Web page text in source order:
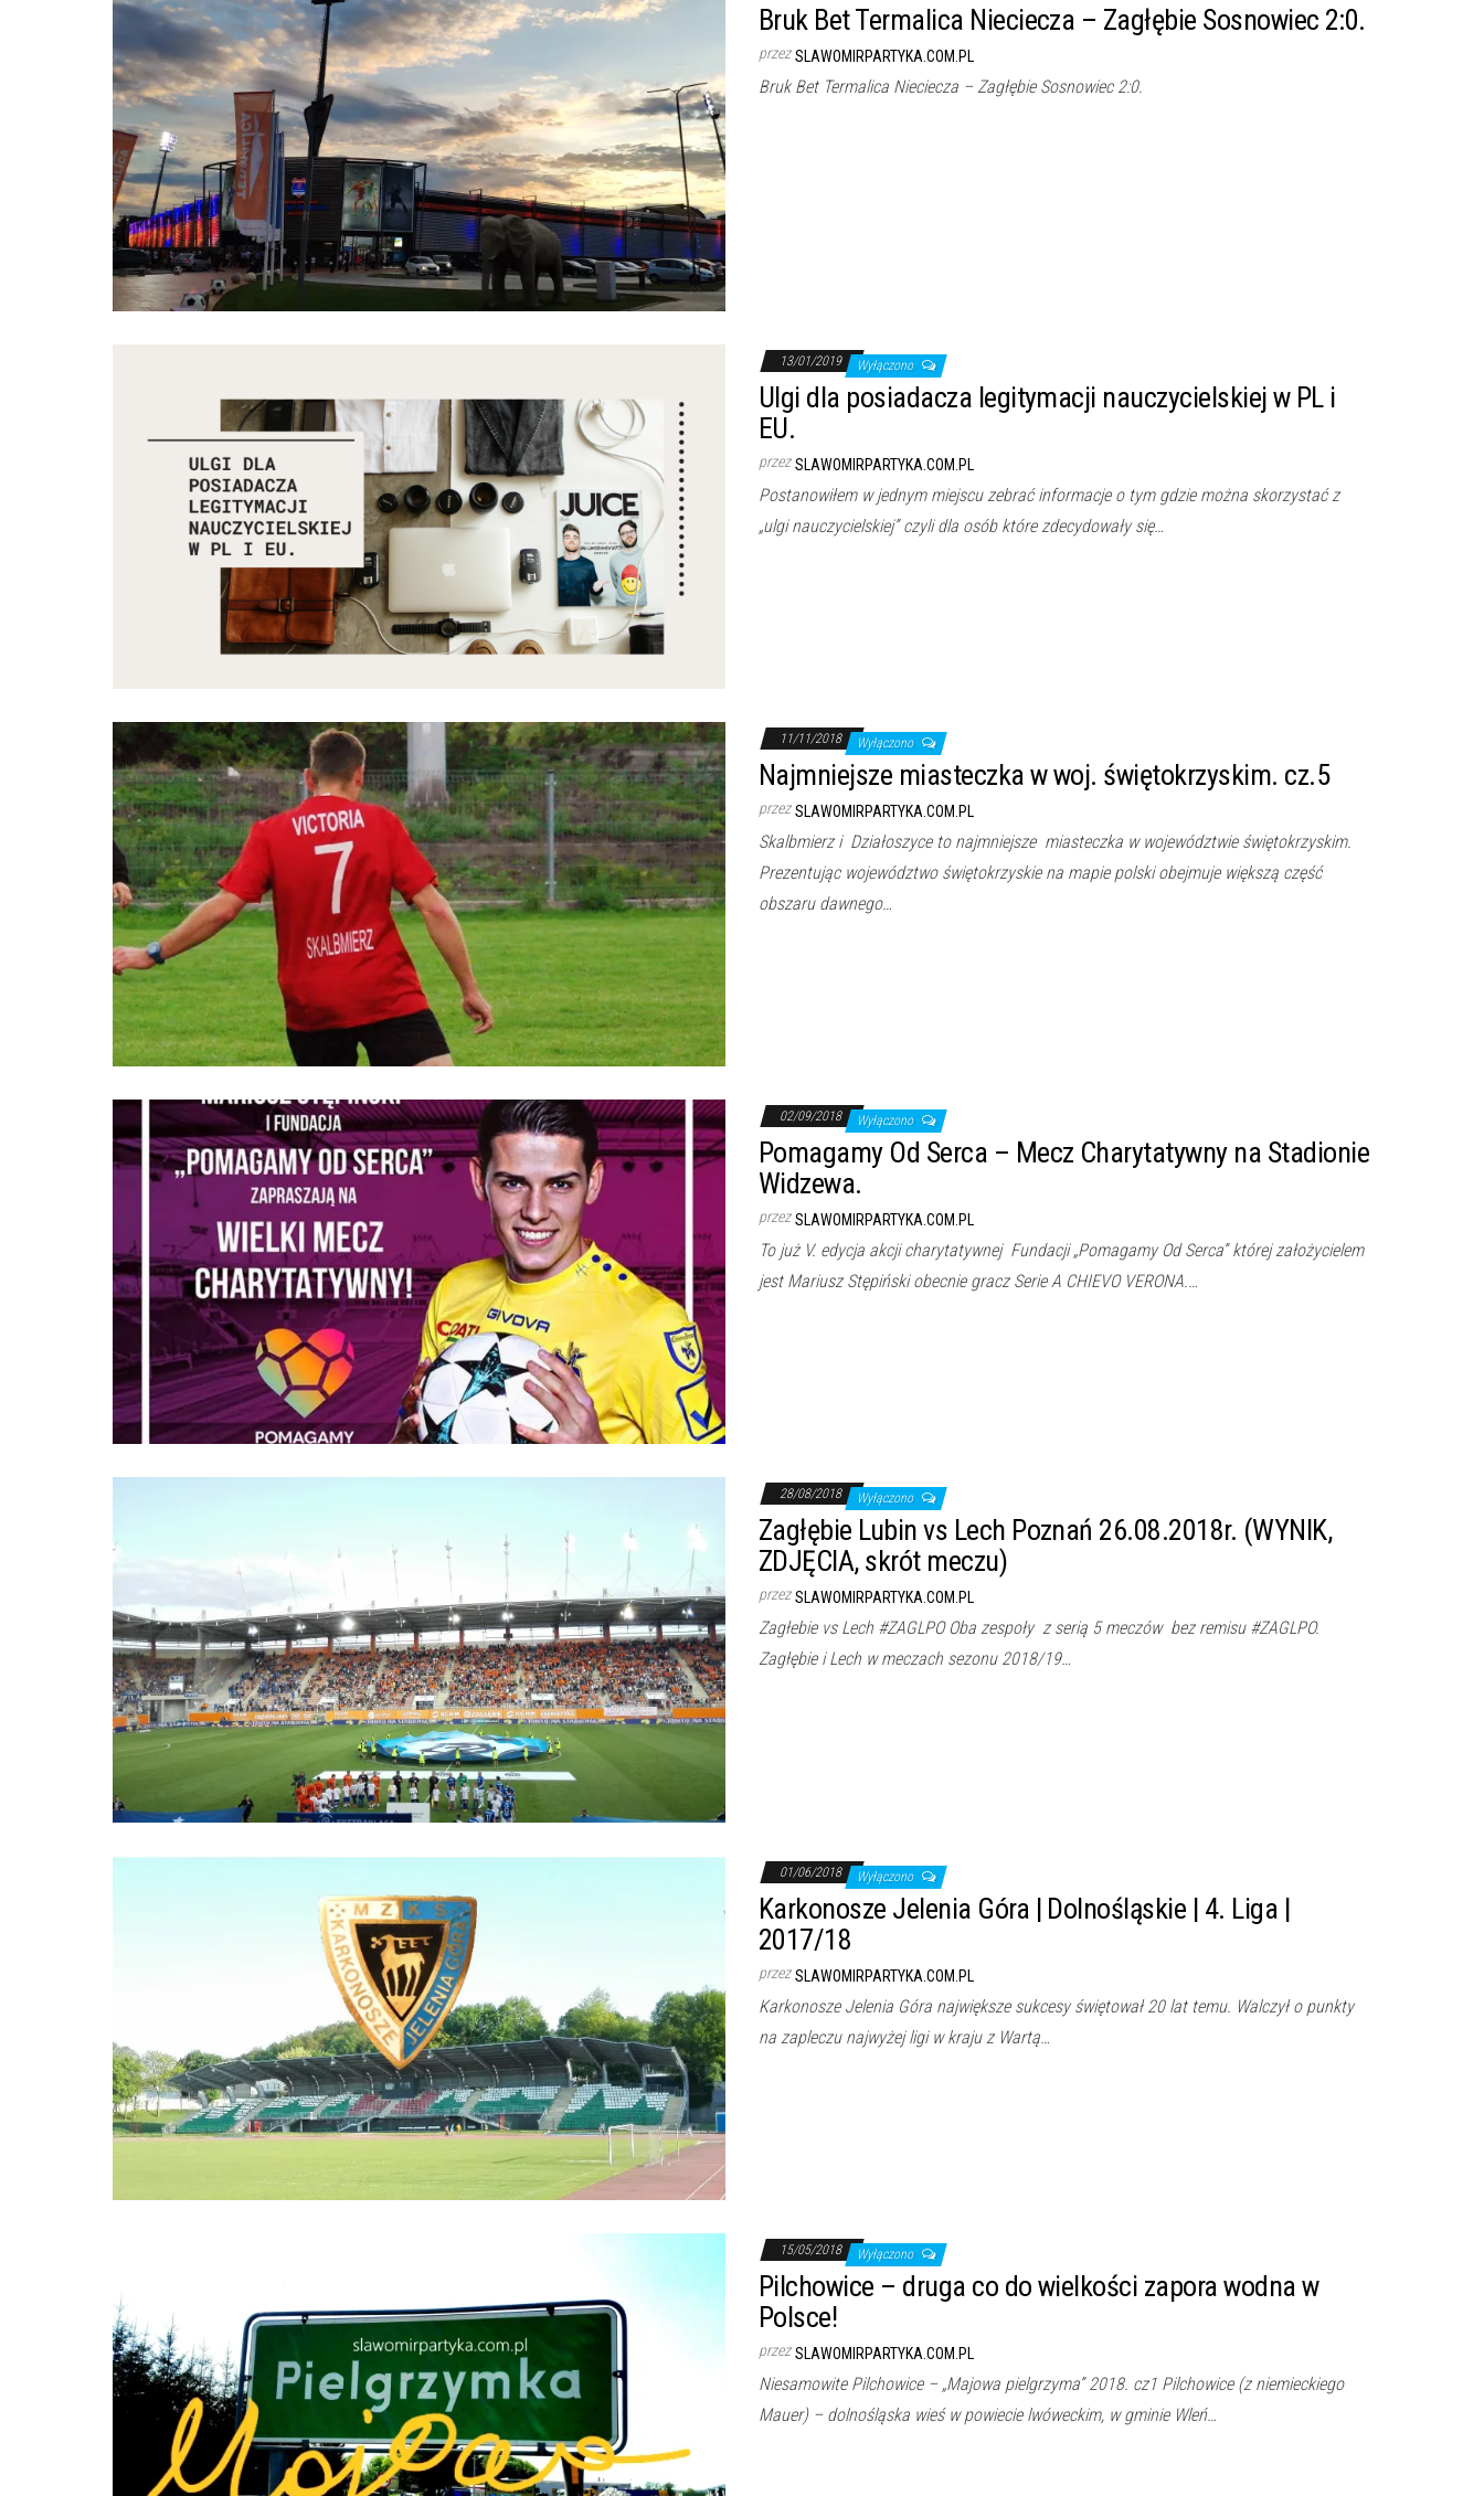
Bruk Bet Termalica Nieciecza – Zagłębie Sosnowiec 2:0.
przez SLAWOMIRPARTYKA.COM.PL
Bruk Bet Termalica Nieciecza – Zagłębie Sosnowiec 2:0.
13/01/2019 Wyłączono
Ulgi dla posiadacza legitymacji nauczycielskiej w PL i
EU.
przez SLAWOMIRPARTYKA.COM.PL
Postanowiłem w jednym miejscu zebrać informacje o tym gdzie można skorzystać z
„ulgi nauczycielskiej” czyli dla osób które zdecydowały się…
11/11/2018 Wyłączono
Najmniejsze miasteczka w woj. świętokrzyskim. cz.5
przez SLAWOMIRPARTYKA.COM.PL
Skalbmierz i Działoszyce to najmniejsze miasteczka w województwie świętokrzyskim.
Prezentując województwo świętokrzyskie na mapie polski obejmuje większą część
obszaru dawnego…
02/09/2018 Wyłączono
Pomagamy Od Serca – Mecz Charytatywny na Stadionie
Widzewa.
przez SLAWOMIRPARTYKA.COM.PL
To już V. edycja akcji charytatywnej Fundacji „Pomagamy Od Serca” której założycielem
jest Mariusz Stępiński obecnie gracz Serie A CHIEVO VERONA.…
28/08/2018 Wyłączono
Zagłębie Lubin vs Lech Poznań 26.08.2018r. (WYNIK,
ZDJĘCIA, skrót meczu)
przez SLAWOMIRPARTYKA.COM.PL
Zagłebie vs Lech #ZAGLPO Oba zespoły z serią 5 meczów bez remisu #ZAGLPO.
Zagłębie i Lech w meczach sezonu 2018/19…
01/06/2018 Wyłączono
Karkonosze Jelenia Góra | Dolnośląskie | 4. Liga |
2017/18
przez SLAWOMIRPARTYKA.COM.PL
Karkonosze Jelenia Góra największe sukcesy świętował 20 lat temu. Walczył o punkty
na zapleczu najwyżej ligi w kraju z Wartą…
15/05/2018 Wyłączono
Pilchowice – druga co do wielkości zapora wodna w
Polsce!
przez SLAWOMIRPARTYKA.COM.PL
Niesamowite Pilchowice – „Majowa pielgrzyma” 2018. cz1 Pilchowice (z niemieckiego
Mauer) – dolnośląska wieś w powiecie lwóweckim, w gminie Wleń…